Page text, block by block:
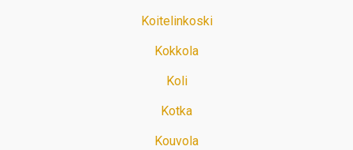
Koitelinkoski
Kokkola
Koli
Kotka
Kouvola